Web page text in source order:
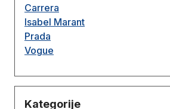
Carrera
Isabel Marant
Prada
Vogue
Kategorije